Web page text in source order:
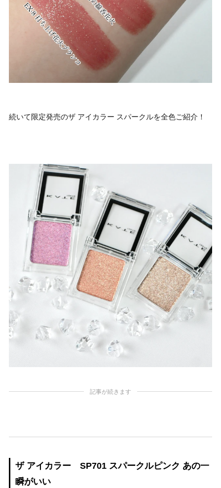
続いて限定発売のザ アイカラー スパークルを全色ご紹介！
記事が続きます
ザ アイカラー SP701 スパークルピンク あの一
瞬がいい